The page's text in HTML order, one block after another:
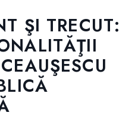
ŞI TRECUT: